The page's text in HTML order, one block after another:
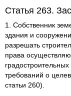
Статья 263.
1. Собственник
здания и
разрешать
права
требований о
статьи 260).